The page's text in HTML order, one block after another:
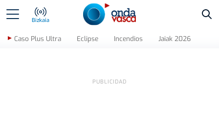
Bizkaia
Caso Plus Ultra Eclipse Incendios Jaiak 2026